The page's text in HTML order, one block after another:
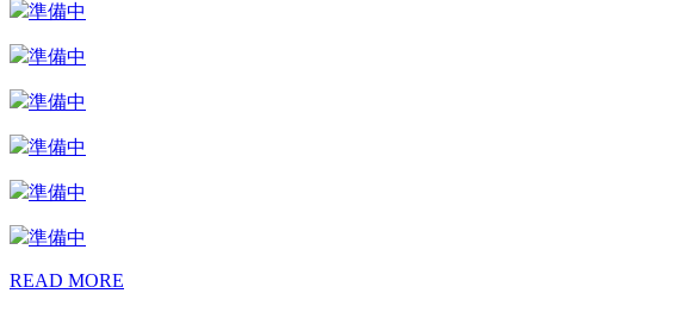
準備中
準備中
準備中
準備中
準備中
準備中
READ MORE